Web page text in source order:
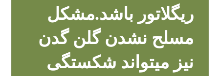
ریگلاتور باشد.مشکل
مسلح نشدن گلن گدن
نیز میتواند شکستگی